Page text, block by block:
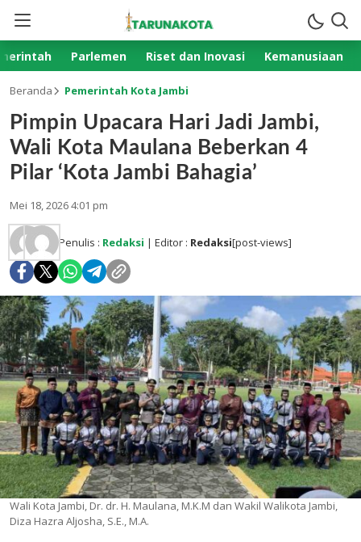
Parlemen Riset dan Inovasi Kemanusiaan
Beranda Pemerintah Kota Jambi
Pimpin Upacara Hari Jadi Jambi,
Wali Kota Maulana Beberkan 4
Pilar ‘Kota Jambi Bahagia’
Mei 18, 2026 4:01 pm
Penulis : Redaksi | Editor : Redaksi[post-views]
Wali Kota Jambi, Dr. dr. H. Maulana, M.K.M dan Wakil Walikota Jambi,
Diza Hazra Aljosha, S.E., M.A.